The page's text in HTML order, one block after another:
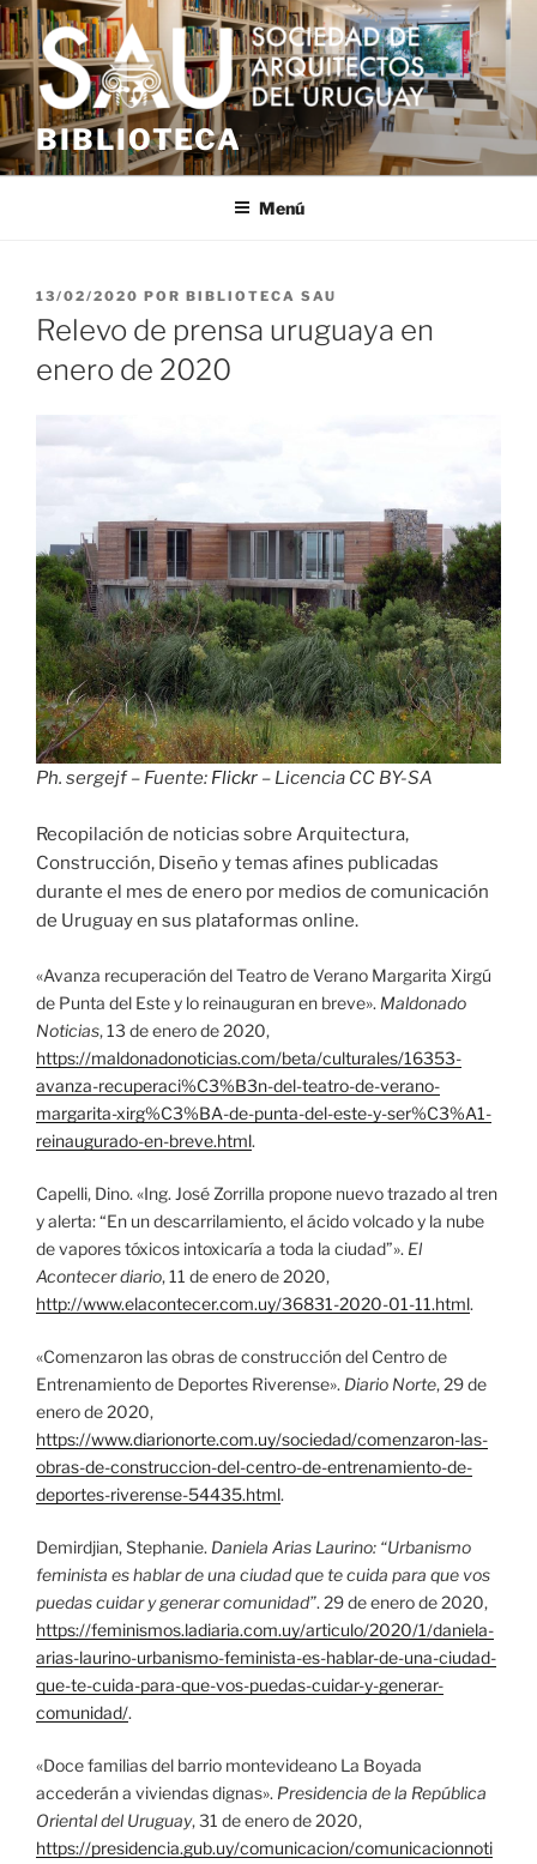
Saltar
al
contenido
BIBLIOTECA
Menú
PUBLICADO
EL
13/02/2020 POR BIBLIOTECA SAU
Relevo de prensa uruguaya en
enero de 2020
Ph. sergejf – Fuente: Flickr – Licencia CC BY-SA
Recopilación de noticias sobre Arquitectura,
Construcción, Diseño y temas afines publicadas
durante el mes de enero por medios de comunicación
de Uruguay en sus plataformas online.
«Avanza recuperación del Teatro de Verano Margarita Xirgú
de Punta del Este y lo reinauguran en breve». Maldonado
Noticias, 13 de enero de 2020,
https://maldonadonoticias.com/beta/culturales/16353-
avanza-recuperaci%C3%B3n-del-teatro-de-verano-
margarita-xirg%C3%BA-de-punta-del-este-y-ser%C3%A1-
reinaugurado-en-breve.html.
Capelli, Dino. «Ing. José Zorrilla propone nuevo trazado al tren
y alerta: “En un descarrilamiento, el ácido volcado y la nube
de vapores tóxicos intoxicaría a toda la ciudad”». El
Acontecer diario, 11 de enero de 2020,
http://www.elacontecer.com.uy/36831-2020-01-11.html.
«Comenzaron las obras de construcción del Centro de
Entrenamiento de Deportes Riverense». Diario Norte, 29 de
enero de 2020,
https://www.diarionorte.com.uy/sociedad/comenzaron-las-
obras-de-construccion-del-centro-de-entrenamiento-de-
deportes-riverense-54435.html.
Demirdjian, Stephanie. Daniela Arias Laurino: “Urbanismo
feminista es hablar de una ciudad que te cuida para que vos
puedas cuidar y generar comunidad”. 29 de enero de 2020,
https://feminismos.ladiaria.com.uy/articulo/2020/1/daniela-
arias-laurino-urbanismo-feminista-es-hablar-de-una-ciudad-
que-te-cuida-para-que-vos-puedas-cuidar-y-generar-
comunidad/.
«Doce familias del barrio montevideano La Boyada
accederán a viviendas dignas». Presidencia de la República
Oriental del Uruguay, 31 de enero de 2020,
https://presidencia.gub.uy/comunicacion/comunicacionnoti